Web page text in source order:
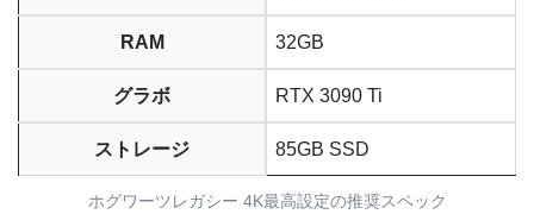
RAM 32GB
グラボ RTX 3090 Ti
ストレージ 85GB SSD
ホグワーツレガシー 4K最高設定の推奨スペック